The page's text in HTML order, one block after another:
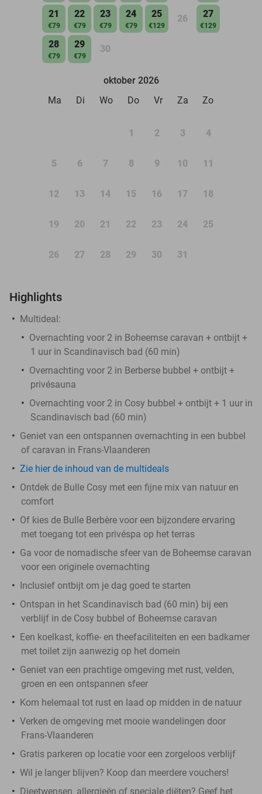
21
€79
22
€79
23
€79
24
€79
25
€129
26 27
€129
28
€79
29
€79
30
oktober 2026
Ma
Di Wo Do Vr Za Zo
1 2 3 4
5 6 7 8 9 10 11
12 13 14 15 16 17 18
19 20 21 22 23 24 25
26 27 28 29 30 31
Highlights
Multideal:
Overnachting voor 2 in Boheemse caravan + ontbijt +
1 uur in Scandinavisch bad (60 min)
Overnachting voor 2 in Berberse bubbel + ontbijt +
privésauna
Overnachting voor 2 in Cosy bubbel + ontbijt + 1 uur in
Scandinavisch bad (60 min)
Geniet van een ontspannen overnachting in een bubbel
of caravan in Frans-Vlaanderen
Zie hier de inhoud van de multideals
Ontdek de Bulle Cosy met een fijne mix van natuur en
comfort
Of kies de Bulle Berbère voor een bijzondere ervaring
met toegang tot een privéspa op het terras
Ga voor de nomadische sfeer van de Boheemse caravan
voor een originele overnachting
Inclusief ontbijt om je dag goed te starten
Ontspan in het Scandinavisch bad (60 min) bij een
verblijf in de Cosy bubbel of Boheemse caravan
Een koelkast, koffie- en theefaciliteiten en een badkamer
met toilet zijn aanwezig op het domein
Geniet van een prachtige omgeving met rust, velden,
groen en een ontspannen sfeer
Kom helemaal tot rust en laad op midden in de natuur
Verken de omgeving met mooie wandelingen door
Frans-Vlaanderen
Gratis parkeren op locatie voor een zorgeloos verblijf
Wil je langer blijven? Koop dan meerdere vouchers!
Dieetwensen, allergieën of speciale diëten? Geef het